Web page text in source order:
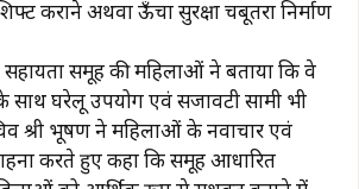
कराने अथवा ऊँचा सुरक्षा चबूतरा निर्माण
सहायता समूह की महिलाओं ने बताया कि वे
साथ घरेलू उपयोग एवं सजावटी सामग्री भी
श्री भूषण ने महिलाओं के नवाचार एवं
करते हुए कहा कि समूह आधारित